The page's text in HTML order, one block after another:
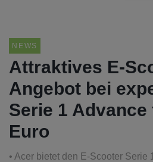
NEWS
Attraktives E-
Angebot bei
Serie 1
Euro
• Acer bietet den E-Scooter Serie